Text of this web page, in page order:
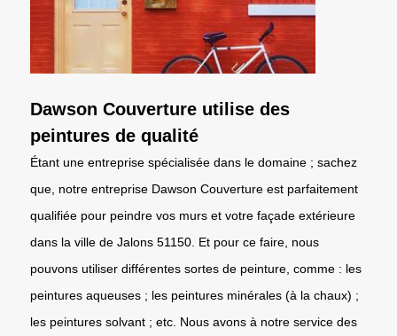
Dawson Couverture utilise des
peintures de qualité
Étant une entreprise spécialisée dans le domaine ; sachez
que, notre entreprise Dawson Couverture est parfaitement
qualifiée pour peindre vos murs et votre façade extérieure
dans la ville de Jalons 51150. Et pour ce faire, nous
pouvons utiliser différentes sortes de peinture, comme : les
peintures aqueuses ; les peintures minérales (à la chaux) ;
les peintures solvant ; etc. Nous avons à notre service des